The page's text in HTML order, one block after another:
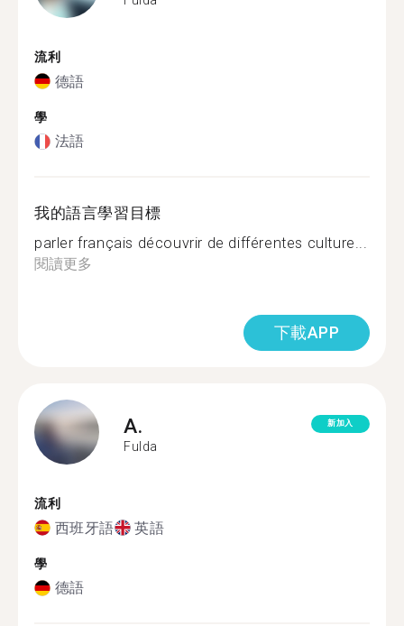
流利
德語
學
法語
我的語言學習目標
parler français découvrir de différentes culture...
閱讀更多
下載APP
A.
Fulda
新加入
流利
西班牙語 英語
學
德語